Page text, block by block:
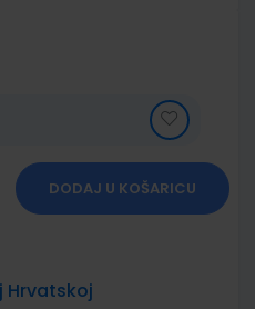
DODAJ U KOŠARICU
Hrvatskoj